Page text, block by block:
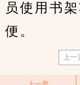
员使用书
便。
上一